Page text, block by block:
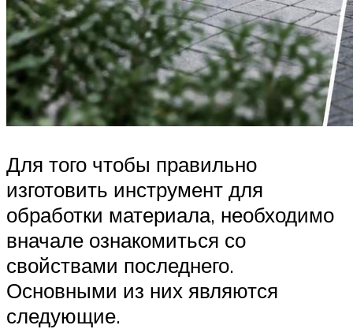
Для того чтобы правильно
изготовить инструмент для
обработки материала, необходимо
вначале ознакомиться со
свойствами последнего.
Основными из них являются
следующие.